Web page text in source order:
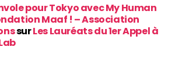
pour Tokyo avec My Human
Maaf ! – Association
surLes Lauréats du 1er Appel à